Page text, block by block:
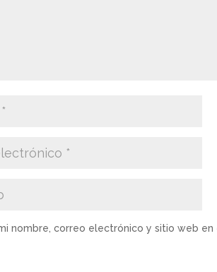
nombre, correo electrónico y sitio web